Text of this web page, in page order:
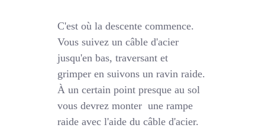
C'est où la descente commence.
Vous suivez un câble d'acier
jusqu'en bas, traversant et
grimper en suivons un ravin raide.
À un certain point presque au sol
vous devrez monter une rampe
raide avec l'aide du câble d'acier.